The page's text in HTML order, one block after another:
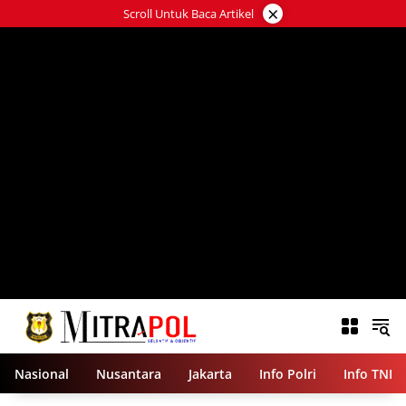
ke
Scroll Untuk Baca Artikel ×
Nasional Nusantara Jakarta Info Polri Info TNI